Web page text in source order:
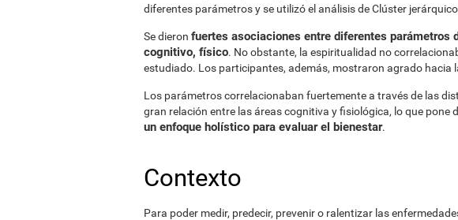
diferentes parámetros y se utilizó el análisis de Clúster
Se dieron fuertes asociaciones entre diferentes parámetros
cognitivo, físico. No obstante, la espiritualidad no
estudiado. Los participantes, además, mostraron agrado hacia
Los parámetros correlacionaban fuertemente a través de las
gran relación entre las áreas cognitiva y fisiológica, lo que pone
un enfoque holístico para evaluar el bienestar.
Contexto
Para poder medir, predecir, prevenir o ralentizar las